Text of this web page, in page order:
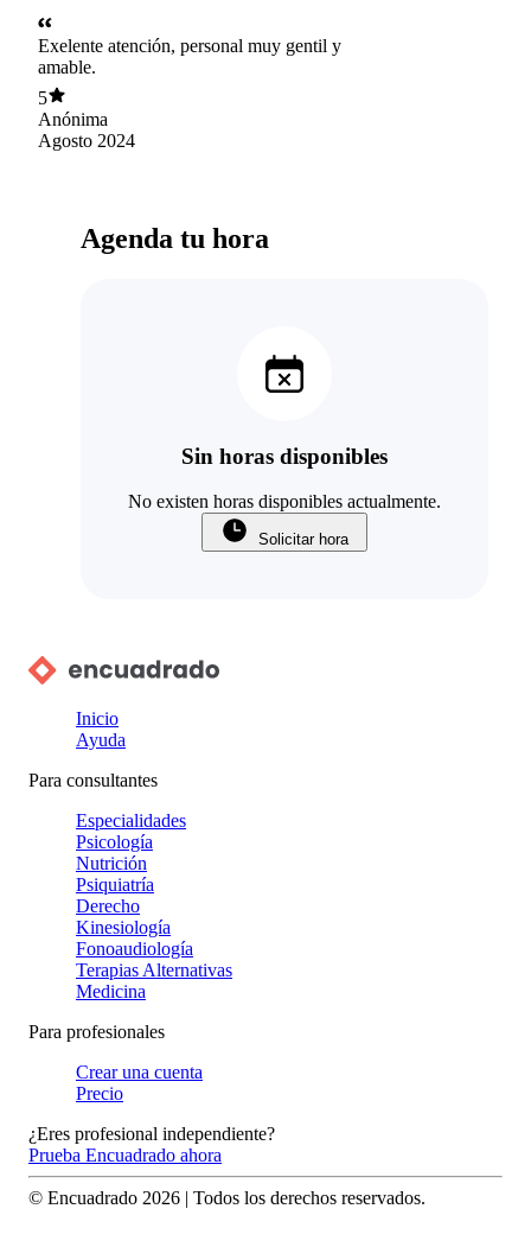
Exelente atención, personal muy gentil y
amable.
5
Anónima
Agosto 2024
Agenda tu hora
Sin horas disponibles
No existen horas disponibles actualmente.
Solicitar hora
Inicio
Ayuda
Para consultantes
Especialidades
Psicología
Nutrición
Psiquiatría
Derecho
Kinesiología
Fonoaudiología
Terapias Alternativas
Medicina
Para profesionales
Crear una cuenta
Precio
¿Eres profesional independiente?
Prueba Encuadrado ahora
© Encuadrado 2026 | Todos los derechos reservados.